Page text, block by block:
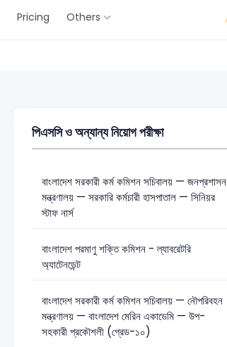
Pricing Others
পিএসসি ও অন্যান্য নিয়োগ পরীক্ষা
বাংলাদেশ সরকারী কর্ম কমিশন সচিবালয় — জনপ্রশাসন
মন্ত্রণালয় — সরকারি কর্মচারী হাসপাতাল — সিনিয়র
স্টাফ নার্স
বাংলাদেশ পরমাণু শক্তি কমিশন - ল্যাবরেটরি
অ্যাটেনডেন্ট
বাংলাদেশ সরকারী কর্ম কমিশন সচিবালয় — নৌপরিবহন
মন্ত্রণালয় — বাংলাদেশ মেরিন একাডেমি — উপ-
সহকারী প্রকৌশলী (গ্রেড-১০)